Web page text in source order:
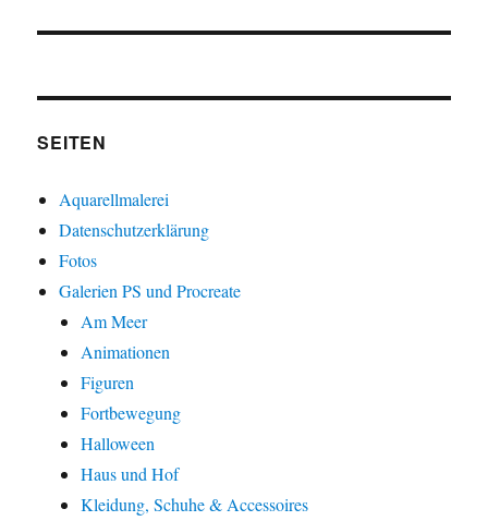
SEITEN
Aquarellmalerei
Datenschutzerklärung
Fotos
Galerien PS und Procreate
Am Meer
Animationen
Figuren
Fortbewegung
Halloween
Haus und Hof
Kleidung, Schuhe & Accessoires